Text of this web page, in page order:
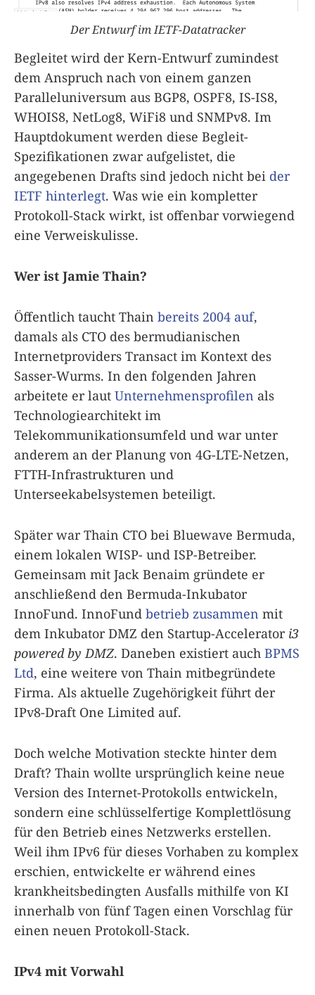
Der Entwurf im IETF-Datatracker
Begleitet wird der Kern-Entwurf zumindest
dem Anspruch nach von einem ganzen
Paralleluniversum aus BGP8, OSPF8, IS-IS8,
WHOIS8, NetLog8, WiFi8 und SNMPv8. Im
Hauptdokument werden diese Begleit-
Spezifikationen zwar aufgelistet, die
angegebenen Drafts sind jedoch nicht bei der
IETF hinterlegt. Was wie ein kompletter
Protokoll-Stack wirkt, ist offenbar vorwiegend
eine Verweiskulisse.
Wer ist Jamie Thain?
Öffentlich taucht Thain bereits 2004 auf,
damals als CTO des bermudianischen
Internetproviders Transact im Kontext des
Sasser-Wurms. In den folgenden Jahren
arbeitete er laut Unternehmensprofilen als
Technologiearchitekt im
Telekommunikationsumfeld und war unter
anderem an der Planung von 4G-LTE-Netzen,
FTTH-Infrastrukturen und
Unterseekabelsystemen beteiligt.
Später war Thain CTO bei Bluewave Bermuda,
einem lokalen WISP- und ISP-Betreiber.
Gemeinsam mit Jack Benaim gründete er
anschließend den Bermuda-Inkubator
InnoFund. InnoFund betrieb zusammen mit
dem Inkubator DMZ den Startup-Accelerator i3
powered by DMZ. Daneben existiert auch BPMS
Ltd, eine weitere von Thain mitbegründete
Firma. Als aktuelle Zugehörigkeit führt der
IPv8-Draft One Limited auf.
Doch welche Motivation steckte hinter dem
Draft? Thain wollte ursprünglich keine neue
Version des Internet-Protokolls entwickeln,
sondern eine schlüsselfertige Komplettlösung
für den Betrieb eines Netzwerks erstellen.
Weil ihm IPv6 für dieses Vorhaben zu komplex
erschien, entwickelte er während eines
krankheitsbedingten Ausfalls mithilfe von KI
innerhalb von fünf Tagen einen Vorschlag für
einen neuen Protokoll-Stack.
IPv4 mit Vorwahl